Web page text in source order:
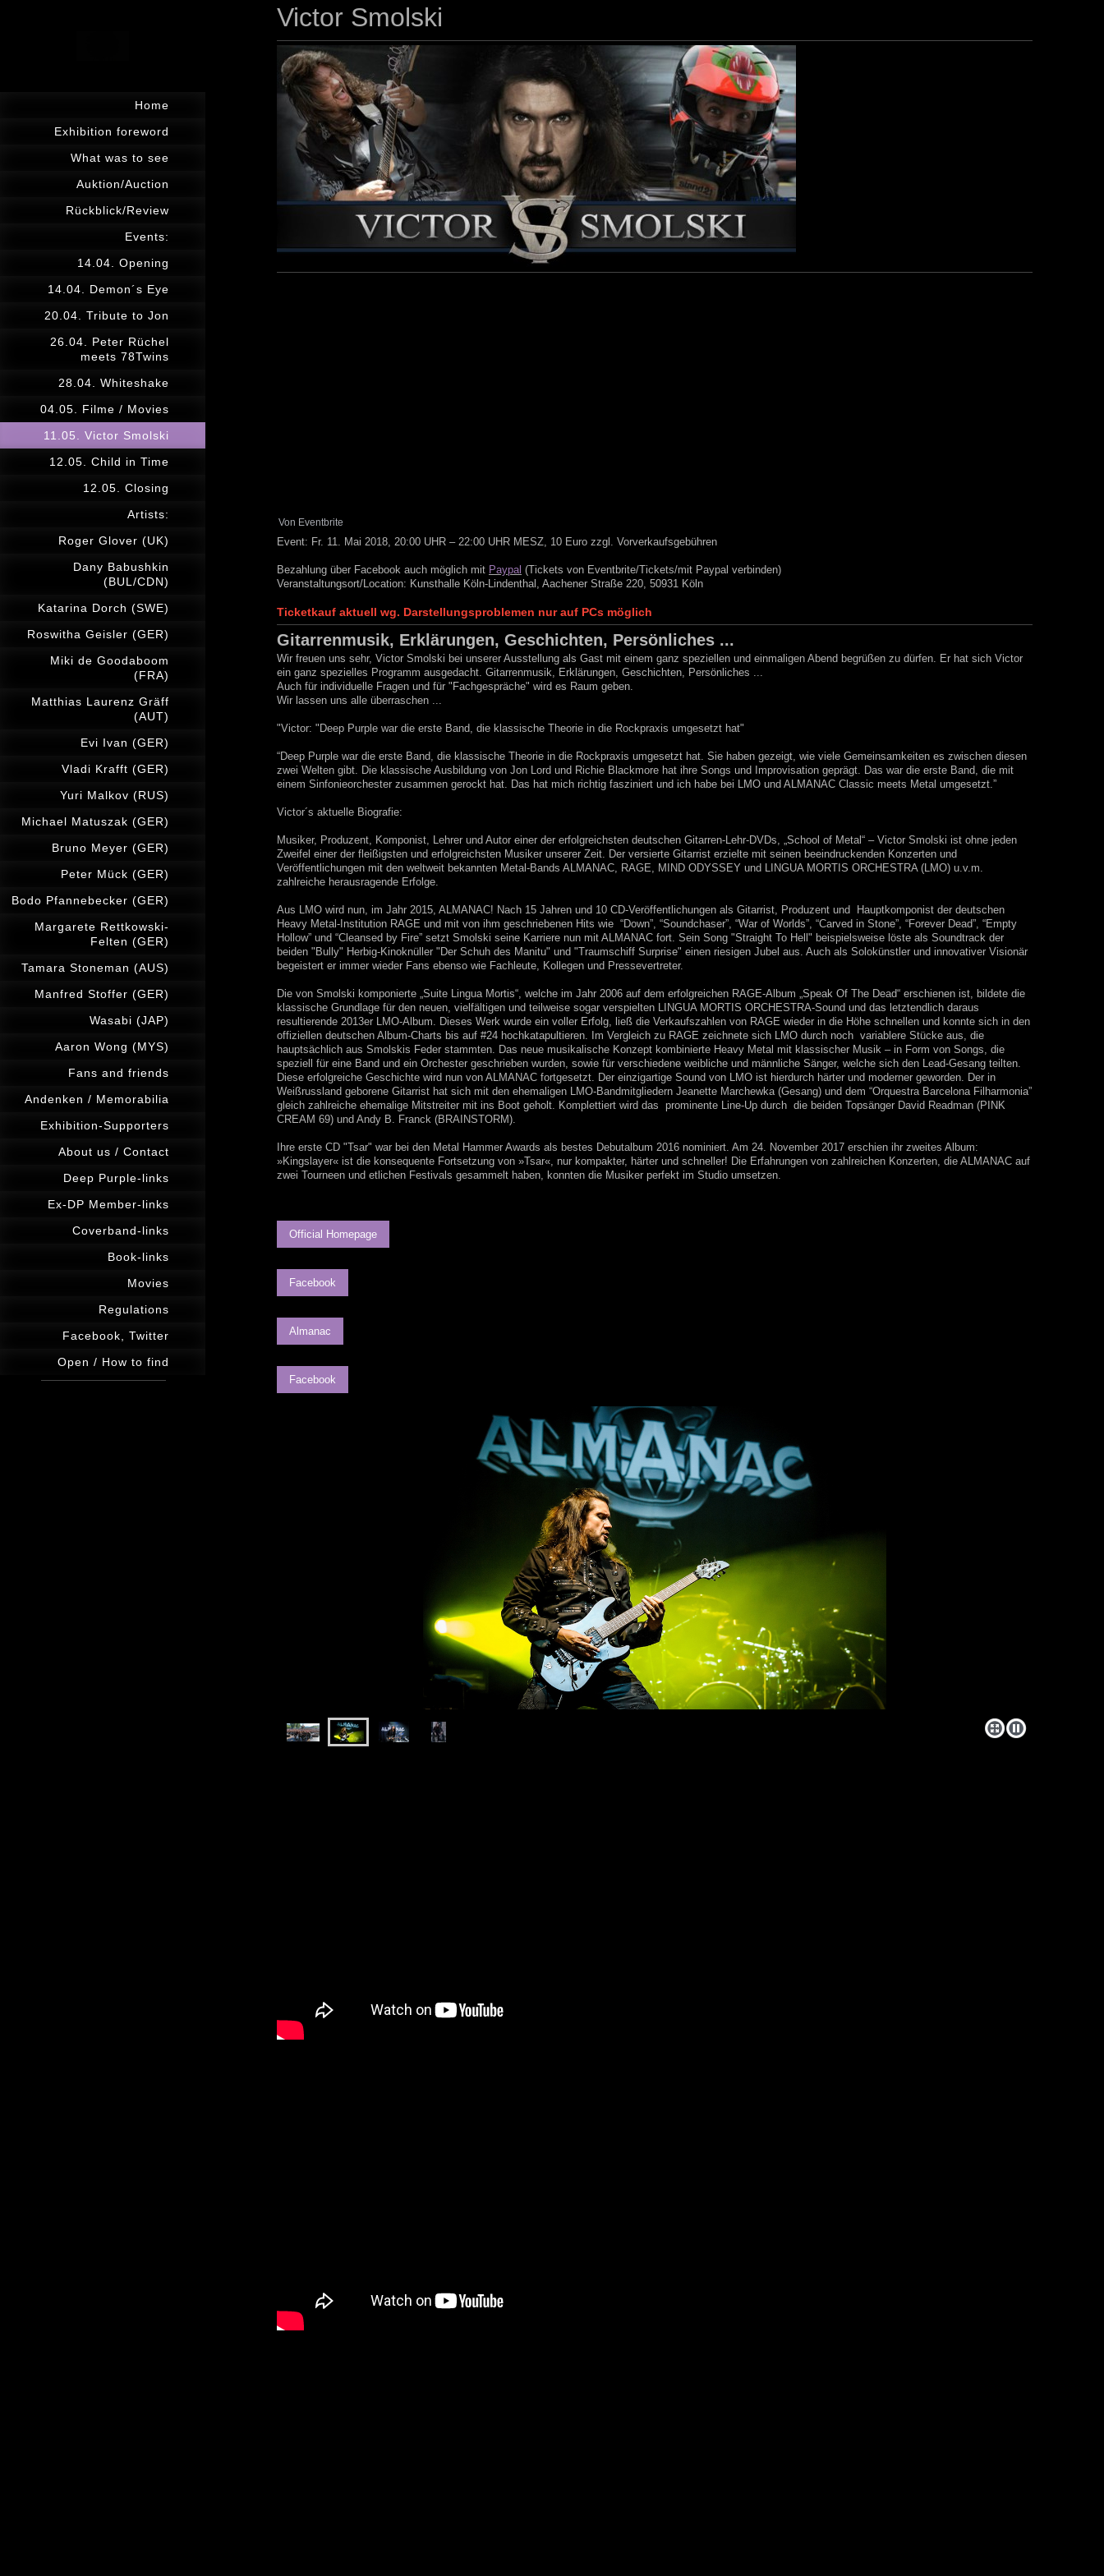
Home
Exhibition foreword
What was to see
Auktion/Auction
Rückblick/Review
Events:
14.04. Opening
14.04. Demon´s Eye
20.04. Tribute to Jon
26.04. Peter Rüchel
meets 78Twins
28.04. Whiteshake
04.05. Filme / Movies
11.05. Victor Smolski
12.05. Child in Time
12.05. Closing
Artists:
Roger Glover (UK)
Dany Babushkin
(BUL/CDN)
Katarina Dorch (SWE)
Roswitha Geisler (GER)
Miki de Goodaboom
(FRA)
Matthias Laurenz Gräff
(AUT)
Evi Ivan (GER)
Vladi Krafft (GER)
Yuri Malkov (RUS)
Michael Matuszak (GER)
Bruno Meyer (GER)
Peter Mück (GER)
Bodo Pfannebecker (GER)
Margarete Rettkowski-
Felten (GER)
Tamara Stoneman (AUS)
Manfred Stoffer (GER)
Wasabi (JAP)
Aaron Wong (MYS)
Fans and friends
Andenken / Memorabilia
Exhibition-Supporters
About us / Contact
Deep Purple-links
Ex-DP Member-links
Coverband-links
Book-links
Movies
Regulations
Facebook, Twitter
Open / How to find
Victor Smolski
Von Eventbrite
Event: Fr. 11. Mai 2018, 20:00 UHR – 22:00 UHR MESZ, 10 Euro zzgl. Vorverkaufsgebühren
Bezahlung über Facebook auch möglich mit Paypal (Tickets von Eventbrite/Tickets/mit Paypal verbinden)
Veranstaltungsort/Location: Kunsthalle Köln-Lindenthal, Aachener Straße 220, 50931 Köln
Ticketkauf aktuell wg. Darstellungsproblemen nur auf PCs möglich
Gitarrenmusik, Erklärungen, Geschichten, Persönliches ...
Wir freuen uns sehr, Victor Smolski bei unserer Ausstellung als Gast mit einem ganz speziellen und einmaligen Abend begrüßen zu dürfen. Er hat sich Victor
ein ganz spezielles Programm ausgedacht. Gitarrenmusik, Erklärungen, Geschichten, Persönliches ...
Auch für individuelle Fragen und für "Fachgespräche" wird es Raum geben.
Wir lassen uns alle überraschen ...
"Victor: "Deep Purple war die erste Band, die klassische Theorie in die Rockpraxis umgesetzt hat"
“Deep Purple war die erste Band, die klassische Theorie in die Rockpraxis umgesetzt hat. Sie haben gezeigt, wie viele Gemeinsamkeiten es zwischen diesen
zwei Welten gibt. Die klassische Ausbildung von Jon Lord und Richie Blackmore hat ihre Songs und Improvisation geprägt. Das war die erste Band, die mit
einem Sinfonieorchester zusammen gerockt hat. Das hat mich richtig fasziniert und ich habe bei LMO und ALMANAC Classic meets Metal umgesetzt.”
Victor´s aktuelle Biografie:
Musiker, Produzent, Komponist, Lehrer und Autor einer der erfolgreichsten deutschen Gitarren-Lehr-DVDs, „School of Metal“ – Victor Smolski ist ohne jeden
Zweifel einer der fleißigsten und erfolgreichsten Musiker unserer Zeit. Der versierte Gitarrist erzielte mit seinen beeindruckenden Konzerten und
Veröffentlichungen mit den weltweit bekannten Metal-Bands ALMANAC, RAGE, MIND ODYSSEY und LINGUA MORTIS ORCHESTRA (LMO) u.v.m.
zahlreiche herausragende Erfolge.
Aus LMO wird nun, im Jahr 2015, ALMANAC! Nach 15 Jahren und 10 CD-Veröffentlichungen als Gitarrist, Produzent und Hauptkomponist der deutschen
Heavy Metal-Institution RAGE und mit von ihm geschriebenen Hits wie “Down”, “Soundchaser”, “War of Worlds”, “Carved in Stone”, “Forever Dead”, “Empty
Hollow” und “Cleansed by Fire” setzt Smolski seine Karriere nun mit ALMANAC fort. Sein Song "Straight To Hell" beispielsweise löste als Soundtrack der
beiden "Bully" Herbig-Kinoknüller "Der Schuh des Manitu" und "Traumschiff Surprise" einen riesigen Jubel aus. Auch als Solokünstler und innovativer Visionär
begeistert er immer wieder Fans ebenso wie Fachleute, Kollegen und Pressevertreter.
Die von Smolski komponierte „Suite Lingua Mortis“, welche im Jahr 2006 auf dem erfolgreichen RAGE-Album „Speak Of The Dead“ erschienen ist, bildete die
klassische Grundlage für den neuen, vielfältigen und teilweise sogar verspielten LINGUA MORTIS ORCHESTRA-Sound und das letztendlich daraus
resultierende 2013er LMO-Album. Dieses Werk wurde ein voller Erfolg, ließ die Verkaufszahlen von RAGE wieder in die Höhe schnellen und konnte sich in den
offiziellen deutschen Album-Charts bis auf #24 hochkatapultieren. Im Vergleich zu RAGE zeichnete sich LMO durch noch variablere Stücke aus, die
hauptsächlich aus Smolskis Feder stammten. Das neue musikalische Konzept kombinierte Heavy Metal mit klassischer Musik – in Form von Songs, die
speziell für eine Band und ein Orchester geschrieben wurden, sowie für verschiedene weibliche und männliche Sänger, welche sich den Lead-Gesang teilten.
Diese erfolgreiche Geschichte wird nun von ALMANAC fortgesetzt. Der einzigartige Sound von LMO ist hierdurch härter und moderner geworden. Der in
Weißrussland geborene Gitarrist hat sich mit den ehemaligen LMO-Bandmitgliedern Jeanette Marchewka (Gesang) und dem “Orquestra Barcelona Filharmonia”
gleich zahlreiche ehemalige Mitstreiter mit ins Boot geholt. Komplettiert wird das prominente Line-Up durch die beiden Topsänger David Readman (PINK
CREAM 69) und Andy B. Franck (BRAINSTORM).
Ihre erste CD "Tsar" war bei den Metal Hammer Awards als bestes Debutalbum 2016 nominiert. Am 24. November 2017 erschien ihr zweites Album:
»Kingslayer« ist die konsequente Fortsetzung von »Tsar«, nur kompakter, härter und schneller! Die Erfahrungen von zahlreichen Konzerten, die ALMANAC auf
zwei Tourneen und etlichen Festivals gesammelt haben, konnten die Musiker perfekt im Studio umsetzen.
Official Homepage
Facebook
Almanac
Facebook